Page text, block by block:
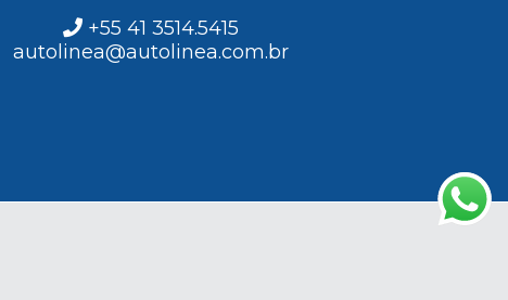
+55 41 3514.5415
autolinea@autolinea.com.br